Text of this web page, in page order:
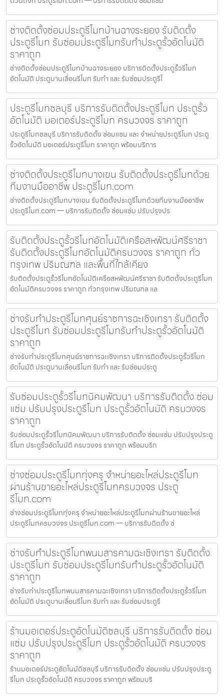
ช่างติดตั้งซ่อมประตูรีโมทบ้านฉางระยอง รับติดตั้ง
ประตูรีโมท รับซ่อมประตูรีโมทรับทำประตูรั้วอัตโนมัติ
ราคาถูก
ช่างติดตั้งซ่อมประตูรีโมทบ้านฉางระยอง บริการติดตั้งประตูรั้วรีโมท
อัตโนมัติ ประตูบานเลื่อนรีโมท รับทำ และ รับซ่อมประตูรีโ
ประตูรีโมทชลบุรี บริการรับติดตั้งประตูรีโมท ประตูรั้ว
อัตโนมัติ มอเตอร์ประตูรีโมท ครบวงจร ราคาถูก
ประตูรีโมทชลบุรี บริการรับติดตั้ง ซ่อมแซม และ จำหน่ายประตูรีโมท ประตู
รั้วอัตโนมัติ มอเตอร์ประตูรีโมท ราคาถูก พร้อมบริการ
ช่างติดตั้งประตูรีโมทบางเขน รับติดตั้งประตูรีโมทด้วย
ทีมงานมืออาชีพ ประตูรีโมท.com
ช่างติดตั้งประตูรีโมทบางเขน รับติดตั้งประตูรีโมทด้วยทีมงานมืออาชีพ
ประตูรีโมท.com — บริการรับติดตั้ง ซ่อมแซ่ม ปรับปรุงปร
รับติดตั้งประตูรั้วรีโมทอัตโนมัติเครือสหพัฒน์ศรีราชา
รับติดตั้งประตูรีโมทอัตโนมัติครบวงจร ราคาถูก ทั่ว
กรุงเทพ ปริมณฑล และพื้นที่ใกล้เคียง
รับติดตั้งประตูรั้วรีโมทอัตโนมัติเครือสหพัฒน์ศรีราชา รับติดตั้งประตูรีโมท
อัตโนมัติครบวงจร ราคาถูก ทั่วกรุงเทพ ปริมณฑล แล
ช่างรับทำประตูรีโมทศุนย์ราชการฉะเชิงเทรา รับติดตั้ง
ประตูรีโมท รับซ่อมประตูรีโมทรับทำประตูรั้วอัตโนมัติ
ราคาถูก
ช่างรับทำประตูรีโมทศุนย์ราชการฉะเชิงเทรา บริการติดตั้งประตูรั้วรีโมท
อัตโนมัติ ประตูบานเลื่อนรีโมท รับทำ และ รับซ่อมประตู
รับซ่อมประตูรั้วรีโมทนิคมพัฒนา บริการรับติดตั้ง ซ่อม
แซ่ม ปรับปรุงประตูรีโมท ประตูรั้วอัตโนมัติ ครบวงจร
ราคาถูก
รับซ่อมประตูรั้วรีโมทนิคมพัฒนา บริการรับติดตั้ง ซ่อมแซ่ม ปรับปรุงประตู
รีโมท ประตูรั้วอัตโนมัติ ครบวงจร ราคาถูก พร้อมบริก
ช่างซ่อมประตูรีโมททุ่งครุ จำหน่ายอะไหล่ประตูรีโมท
ผ่านร้านขายอะไหล่ประตูรีโมทครบวงจร ประตู
รีโมท.com
ช่างซ่อมประตูรีโมททุ่งครุ จำหน่ายอะไหล่ประตูรีโมทผ่านร้านขายอะไหล่
ประตูรีโมทครบวงจร ประตูรีโมท.com — บริการรับติดตั้ง ซ่
ช่างรับทำประตูรีโมทพนมสารคามฉะเชิงเทรา รับติดตั้ง
ประตูรีโมท รับซ่อมประตูรีโมทรับทำประตูรั้วอัตโนมัติ
ราคาถูก
ช่างรับทำประตูรีโมทพนมสารคามฉะเชิงเทรา บริการติดตั้งประตูรั้วรีโมท
อัตโนมัติ ประตูบานเลื่อนรีโมท รับทำ และ รับซ่อมประตูรี
ร้านมอเตอร์ประตูอัตโนมัติชลบุรี บริการรับติดตั้ง ซ่อม
แซ่ม ปรับปรุงประตูรีโมท ประตูรั้วอัตโนมัติ ครบวงจร
ราคาถูก
ร้านมอเตอร์ประตูอัตโนมัติชลบุรี บริการรับติดตั้ง ซ่อมแซ่ม ปรับปรุงประตู
รีโมท ประตูรั้วอัตโนมัติ ครบวงจร ราคาถูก พร้อมบริ